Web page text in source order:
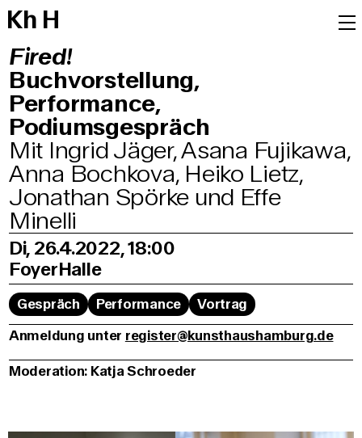
Kh H
Fired!
Buchvorstellung,
Performance,
Podiumsgespräch
Mit Ingrid Jäger, Asana Fujikawa,
Anna Bochkova, Heiko Lietz,
Jonathan Spörke und Effe
Minelli
Di, 26.4.2022, 18:00
FoyerHalle
Gespräch Performance
Vortrag
Anmeldung unter register@kunsthaushamburg.de
Moderation: Katja Schroeder